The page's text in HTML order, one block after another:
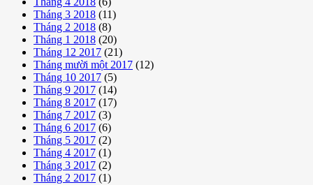
Tháng 3 2018 (11)
Tháng 2 2018 (8)
Tháng 1 2018 (20)
Tháng 12 2017 (21)
Tháng mười một 2017 (12)
Tháng 10 2017 (5)
Tháng 9 2017 (14)
Tháng 8 2017 (17)
Tháng 7 2017 (3)
Tháng 6 2017 (6)
Tháng 5 2017 (2)
Tháng 4 2017 (1)
Tháng 3 2017 (2)
Tháng 2 2017 (1)